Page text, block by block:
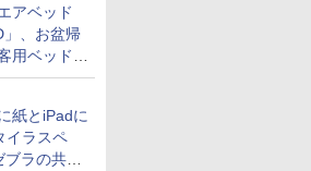
アベッド
」、お盆帰
用ベッドに
バッグでコ
紙とiPadに
イラスペ
ラの共同